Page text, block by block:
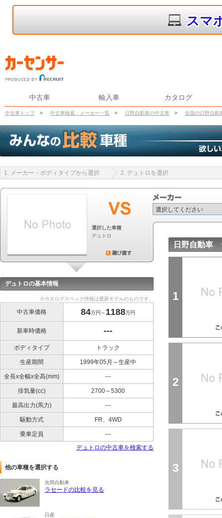
スマ
中古車 輸入車 カタログ
中古車トップ > 中古車検索：メーカー一覧 > 日野自動車の中古車 > 全国の日野自動
1. メーカー・ボディタイプから選択 2. デュトロを選択
選択した車種
デュトロ
デュトロの基本情報
※カタログスペック情報は最新モデルのものです。
中古車価格 84万円～ 1188万円
新車時価格 ---
ボディタイプ トラック
生産期間 1999年05月～生産中
全長x全幅x全高(mm) ---
排気量(cc) 2700～5300
最高出力(馬力) ---
駆動方式 FR、4WD
乗車定員
---
デュトロの中古車を検索する
他の車種を選択する
光岡自動車
ラセードの比較を見る
日産
日野自動車
1
2
3